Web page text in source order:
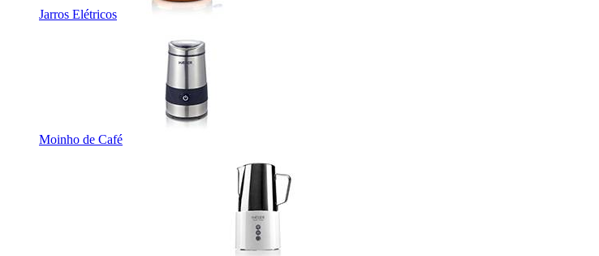
Jarros Elétricos
Moinho de Café